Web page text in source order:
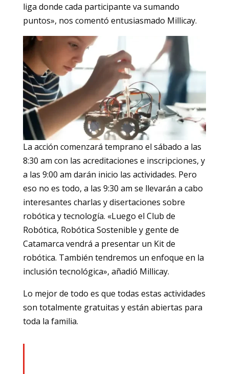
liga donde cada participante va sumando
puntos», nos comentó entusiasmado Millicay.
La acción comenzará temprano el sábado a las
8:30 am con las acreditaciones e inscripciones, y
a las 9:00 am darán inicio las actividades. Pero
eso no es todo, a las 9:30 am se llevarán a cabo
interesantes charlas y disertaciones sobre
robótica y tecnología. «Luego el Club de
Robótica, Robótica Sostenible y gente de
Catamarca vendrá a presentar un Kit de
robótica. También tendremos un enfoque en la
inclusión tecnológica», añadió Millicay.
Lo mejor de todo es que todas estas actividades
son totalmente gratuitas y están abiertas para
toda la familia.